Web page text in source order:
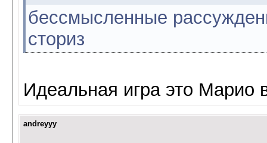
бессмысленные
сториз
Идеальная игра это Марио
andreyyy